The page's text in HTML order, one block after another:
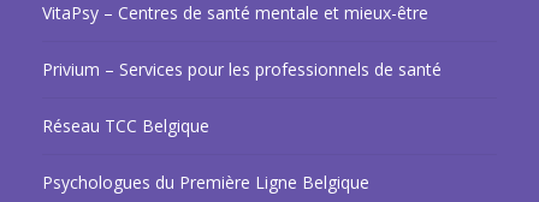
VitaPsy – Centres de santé mentale et mieux-être
Privium – Services pour les professionnels de santé
Réseau TCC Belgique
Psychologues du Première Ligne Belgique